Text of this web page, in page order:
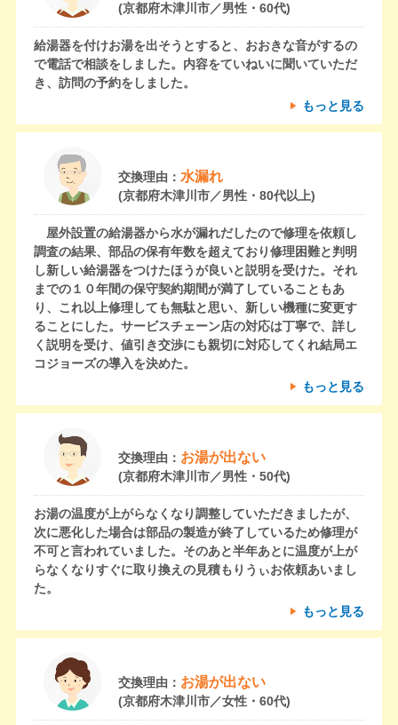
(京都府木津川市／男性・60代)
給湯器を付けお湯を出そうとすると、おおきな音がするの
で電話で相談をしました。内容をていねいに聞いていただ
き、訪問の予約をしました。
もっと見る
交換理由： 水漏れ
(京都府木津川市／男性・80代以上)
屋外設置の給湯器から水が漏れだしたので修理を依頼し
調査の結果、部品の保有年数を超えており修理困難と判明
し新しい給湯器をつけたほうが良いと説明を受けた。それ
までの１０年間の保守契約期間が満了していることもあ
り、これ以上修理しても無駄と思い、新しい機種に変更す
ることにした。サービスチェーン店の対応は丁寧で、詳し
く説明を受け、値引き交渉にも親切に対応してくれ結局エ
コジョーズの導入を決めた。
もっと見る
交換理由： お湯が出ない
(京都府木津川市／男性・50代)
お湯の温度が上がらなくなり調整していただきましたが、
次に悪化した場合は部品の製造が終了しているため修理が
不可と言われていました。そのあと半年あとに温度が上が
らなくなりすぐに取り換えの見積もりうぃお依頼あいまし
た。
もっと見る
交換理由： お湯が出ない
(京都府木津川市／女性・60代)